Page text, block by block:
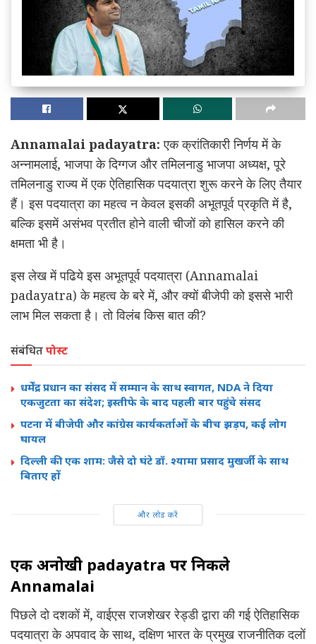
Annamalai padayatra: एक क्रांतिकारी निर्णय में के
अन्नामलाई, भाजपा के दिग्गज और तमिलनाडु भाजपा अध्यक्ष, पूरे
तमिलनाडु राज्य में एक ऐतिहासिक पदयात्रा शुरू करने के लिए तैयार
हैं। इस पदयात्रा का महत्व न केवल इसकी अभूतपूर्व प्रकृति में है,
बल्कि इसमें असंभव प्रतीत होने वाली चीजों को हासिल करने की
क्षमता भी है।
इस लेख में पढिये इस अभूतपूर्व पदयात्रा (Annamalai
padayatra) के महत्व के बरे में, और क्यों बीजेपी को इससे भारी
लाभ मिल सकता है। तो विलंब किस बात की?
संबंधितपोस्ट
धर्मेंद्र प्रधान का संसद में सम्मान के साथ स्वागत, NDA ने दिया
एकजुटता का संदेश; इस्तीफे के बाद पहली बार पहुंचे संसद
पटना में बीजेपी और कांग्रेस कार्यकर्ताओं के बीच झड़प, कई लोग
घायल
दिल्ली की एक शाम: जैसे दो घंटे डॉ. श्यामा प्रसाद मुखर्जी के साथ
बिताए हों
और लोड करें
एक अनोखी padayatra पर निकले
Annamalai
पिछले दो दशकों में, वाईएस राजशेखर रेड्डी द्वारा की गई ऐतिहासिक
पदयात्रा के अपवाद के साथ, दक्षिण भारत के प्रमुख राजनीतिक दलों